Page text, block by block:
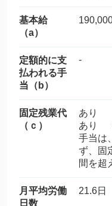
基本給
（a）
定額的に支
払われる手
当（b）
-
固定残業代
（ｃ）
あり
あり
手当は
ず、固
間を超
月平均労働
日数
21.6日